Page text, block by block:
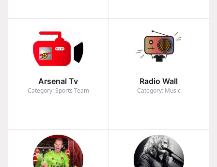
Arsenal Tv
Category: Sports Team
Radio Wall
Category: Music